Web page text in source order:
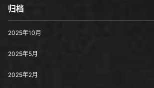
归档
2025年10月
2025年5月
2025年2月